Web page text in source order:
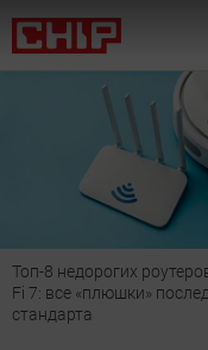
Wi-
Подпишись на наш
мессенджере МАХ